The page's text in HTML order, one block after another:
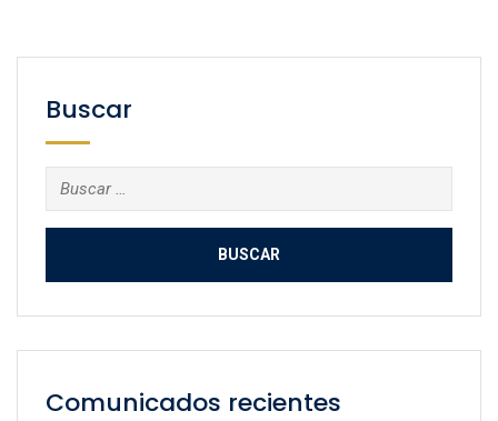
Buscar
Buscar:
Comunicados recientes